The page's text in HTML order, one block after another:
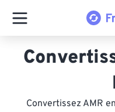
Convertissez AMR